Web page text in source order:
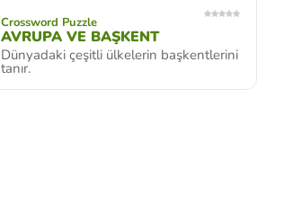
Crossword Puzzle
AVRUPA VE BAŞKENT
Dünyadaki çeşitli ülkelerin başkentlerini
tanır.